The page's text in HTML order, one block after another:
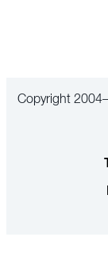
Copyright